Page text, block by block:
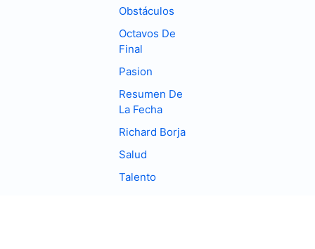
Obstáculos
Octavos De
Final
Pasion
Resumen De
La Fecha
Richard Borja
Salud
Talento